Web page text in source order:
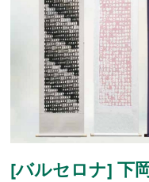
[バルセロナ] 下